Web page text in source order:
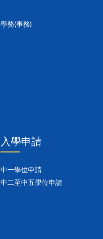
學務(事務)
入學申請
中一學位申請
中二至中五學位申請